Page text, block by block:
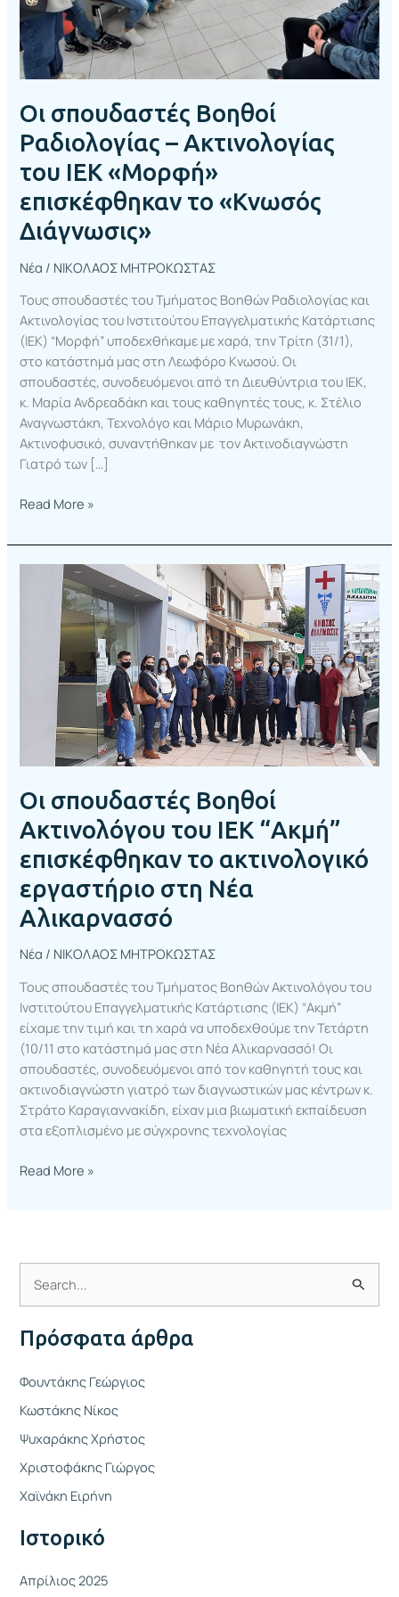
Οι σπουδαστές Βοηθοί
Ραδιολογίας – Ακτινολογίας
του ΙΕΚ «Μορφή»
επισκέφθηκαν το «Κνωσός
Διάγνωσις»
Νέα / ΝΙΚΟΛΑΟΣ ΜΗΤΡΟΚΩΣΤΑΣ
Τους σπουδαστές του Τμήματος Βοηθών Ραδιολογίας και
Ακτινολογίας του Ινστιτούτου Επαγγελματικής Κατάρτισης
(ΙΕΚ) “Μορφή” υποδεχθήκαμε με χαρά, την Τρίτη (31/1),
στο κατάστημά μας στη Λεωφόρο Κνωσού. Οι
σπουδαστές, συνοδευόμενοι από τη Διευθύντρια του ΙΕΚ,
κ. Μαρία Ανδρεαδάκη και τους καθηγητές τους, κ. Στέλιο
Αναγνωστάκη, Τεχνολόγο και Μάριο Μυρωνάκη,
Ακτινοφυσικό, συναντήθηκαν με τον Ακτινοδιαγνώστη
Γιατρό των […]
«Μορφή»
επισκέφθηκαν
το
«Κνωσός
Read More »
Οι σπουδαστές Βοηθοί
Ακτινολόγου του ΙΕΚ “Ακμή”
επισκέφθηκαν το ακτινολογικό
εργαστήριο στη Νέα
Αλικαρνασσό
Νέα / ΝΙΚΟΛΑΟΣ ΜΗΤΡΟΚΩΣΤΑΣ
Τους σπουδαστές του Τμήματος Βοηθών Ακτινολόγου του
Ινστιτούτου Επαγγελματικής Κατάρτισης (ΙΕΚ) “Ακμή”
είχαμε την τιμή και τη χαρά να υποδεχθούμε την Τετάρτη
(10/11 στο κατάστημά μας στη Νέα Αλικαρνασσό! Οι
σπουδαστές, συνοδευόμενοι από τον καθηγητή τους και
ακτινοδιαγνώστη γιατρό των διαγνωστικών μας κέντρων κ.
Στράτο Καραγιαννακίδη, είχαν μια βιωματική εκπαίδευση
στα εξοπλισμένο με σύγχρονης τεχνολογίας
σπουδαστές
Βοηθοί
Ακτινολόγου
“Ακμή”
επισκέφθηκαν
ακτινολογικό
στη
Νέα
Αλικαρνασσό
Read More »
ν
α
ή
τ
η
σ
η
ι
Πρόσφατα άρθρα
Φουντάκης Γεώργιος
Κωστάκης Νίκος
Ψυχαράκης Χρήστος
Χριστοφάκης Γιώργος
Χαϊνάκη Ειρήνη
Ιστορικό
Απρίλιος 2025